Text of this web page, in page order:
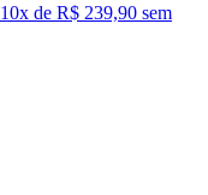
10x de R$ 239,90 sem